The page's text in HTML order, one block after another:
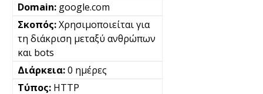
google.com
Χρησιμοποιείται για
τη διάκριση μεταξύ ανθρώπων
και bots
0 ημέρες
HTTP